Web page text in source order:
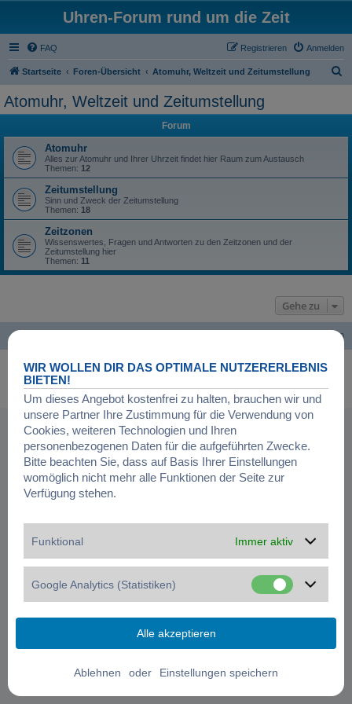
Uhren-Forum rund um die Zeit
FAQ Anmelden
Registrieren
Startseite Foren-Übersicht Atomuhr, Weltzeit und Zeitumstellung
Atomuhr, Weltzeit und Zeitumstellung
Forum
Atomuhr
Alles zur Atomuhr und Ihrer Uhrzeit findet hier Raum zum Austausch
Themen: 12
Zeitumstellung
Sinn und Zweck der Zeitumstellung
Themen: 18
Zeitzonen
Wissenswertes, Fragen und Antworten zu den Zeitzonen und der
Zeitumstellung hier
Themen: 11
Gehe zu
UTC+01:00
Powered byphpBB® Forum Software © phpBB Limited
WIR WOLLEN DIR DAS OPTIMALE NUTZERERLEBNIS
BIETEN!
Um dieses Angebot kostenfrei zu halten, brauchen wir und
unsere Partner Ihre Zustimmung für die Verwendung von
Cookies, weiteren Technologien und Ihren
personenbezogenen Daten für die aufgeführten Zwecke.
Bitte beachten Sie, dass auf Basis Ihrer Einstellungen
womöglich nicht mehr alle Funktionen der Seite zur
Verfügung stehen.
Funktional Immer aktiv
Google Analytics (Statistiken)
oder